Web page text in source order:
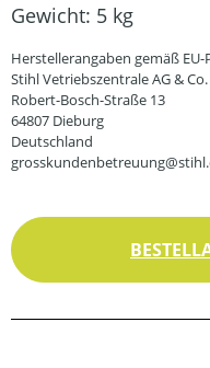
Gewicht: 5 kg
Herstellerangaben gemäß
Stihl Vetriebszentrale AG & Co.
Robert-Bosch-Straße 13
64807 Dieburg
Deutschland